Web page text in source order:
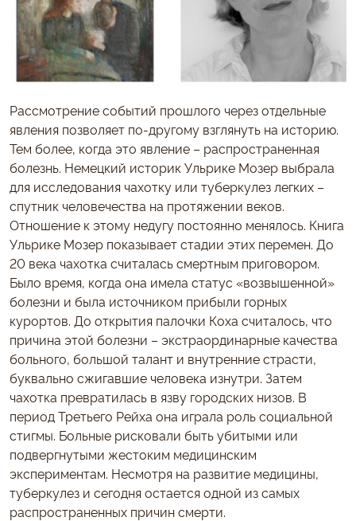
Рассмотрение событий прошлого через отдельные
явления позволяет по-другому взглянуть на историю.
Тем более, когда это явление – распространенная
болезнь. Немецкий историк Ульрике Мозер выбрала
для исследования чахотку или туберкулез легких –
спутник человечества на протяжении веков.
Отношение к этому недугу постоянно менялось. Книга
Ульрике Мозер показывает стадии этих перемен. До
20 века чахотка считалась смертным приговором.
Было время, когда она имела статус «возвышенной»
болезни и была источником прибыли горных
курортов. До открытия палочки Коха считалось, что
причина этой болезни – экстраординарные качества
больного, большой талант и внутренние страсти,
буквально сжигавшие человека изнутри. Затем
чахотка превратилась в язву городских низов. В
период Третьего Рейха она играла роль социальной
стигмы. Больные рисковали быть убитыми или
подвергнутыми жестоким медицинским
экспериментам. Несмотря на развитие медицины,
туберкулез и сегодня остается одной из самых
распространенных причин смерти.